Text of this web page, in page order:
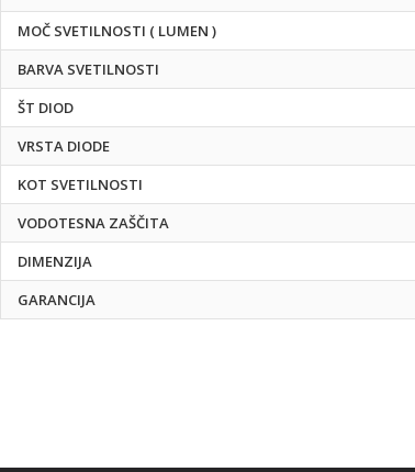
MOČ SVETILNOSTI ( LUMEN )
BARVA SVETILNOSTI
ŠT DIOD
VRSTA DIODE
KOT SVETILNOSTI
VODOTESNA ZAŠČITA
DIMENZIJA
GARANCIJA